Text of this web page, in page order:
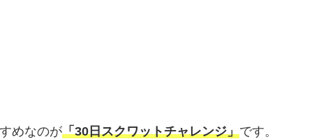
めなのが「30日スクワットチャレンジ」です。